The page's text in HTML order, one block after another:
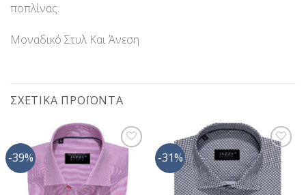
ποπλίνας.
Μοναδικό Στυλ Και Άνεση
ΣΧΕΤΙΚΆ ΠΡΟΪΌΝΤΑ
-39%
Προσθήκη
στη Λίστα
Επιθυμίας
-31%
Προσθήκη
στη Λίστα
Επιθυμίας